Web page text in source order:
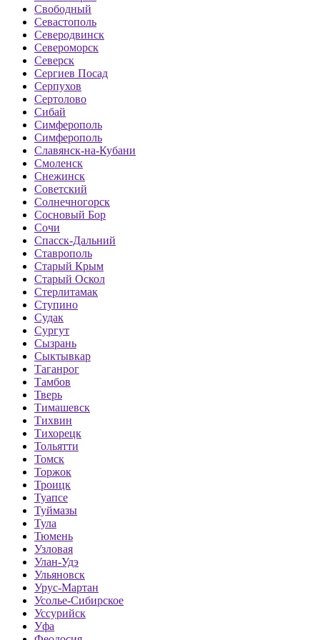
Свободный
Севастополь
Северодвинск
Североморск
Северск
Сергиев Посад
Серпухов
Сертолово
Сибай
Симферополь
Симферополь
Славянск-на-Кубани
Смоленск
Снежинск
Советский
Солнечногорск
Сосновый Бор
Сочи
Спасск-Дальний
Ставрополь
Старый Крым
Старый Оскол
Стерлитамак
Ступино
Судак
Сургут
Сызрань
Сыктывкар
Таганрог
Тамбов
Тверь
Тимашевск
Тихвин
Тихорецк
Тольятти
Томск
Торжок
Троицк
Туапсе
Туймазы
Тула
Тюмень
Узловая
Улан-Удэ
Ульяновск
Урус-Мартан
Усолье-Сибирское
Уссурийск
Уфа